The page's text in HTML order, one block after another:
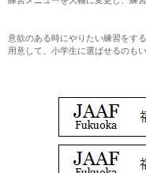
意欲のある時にやりたい練習をす
用意して、小学生に選ばせるのも